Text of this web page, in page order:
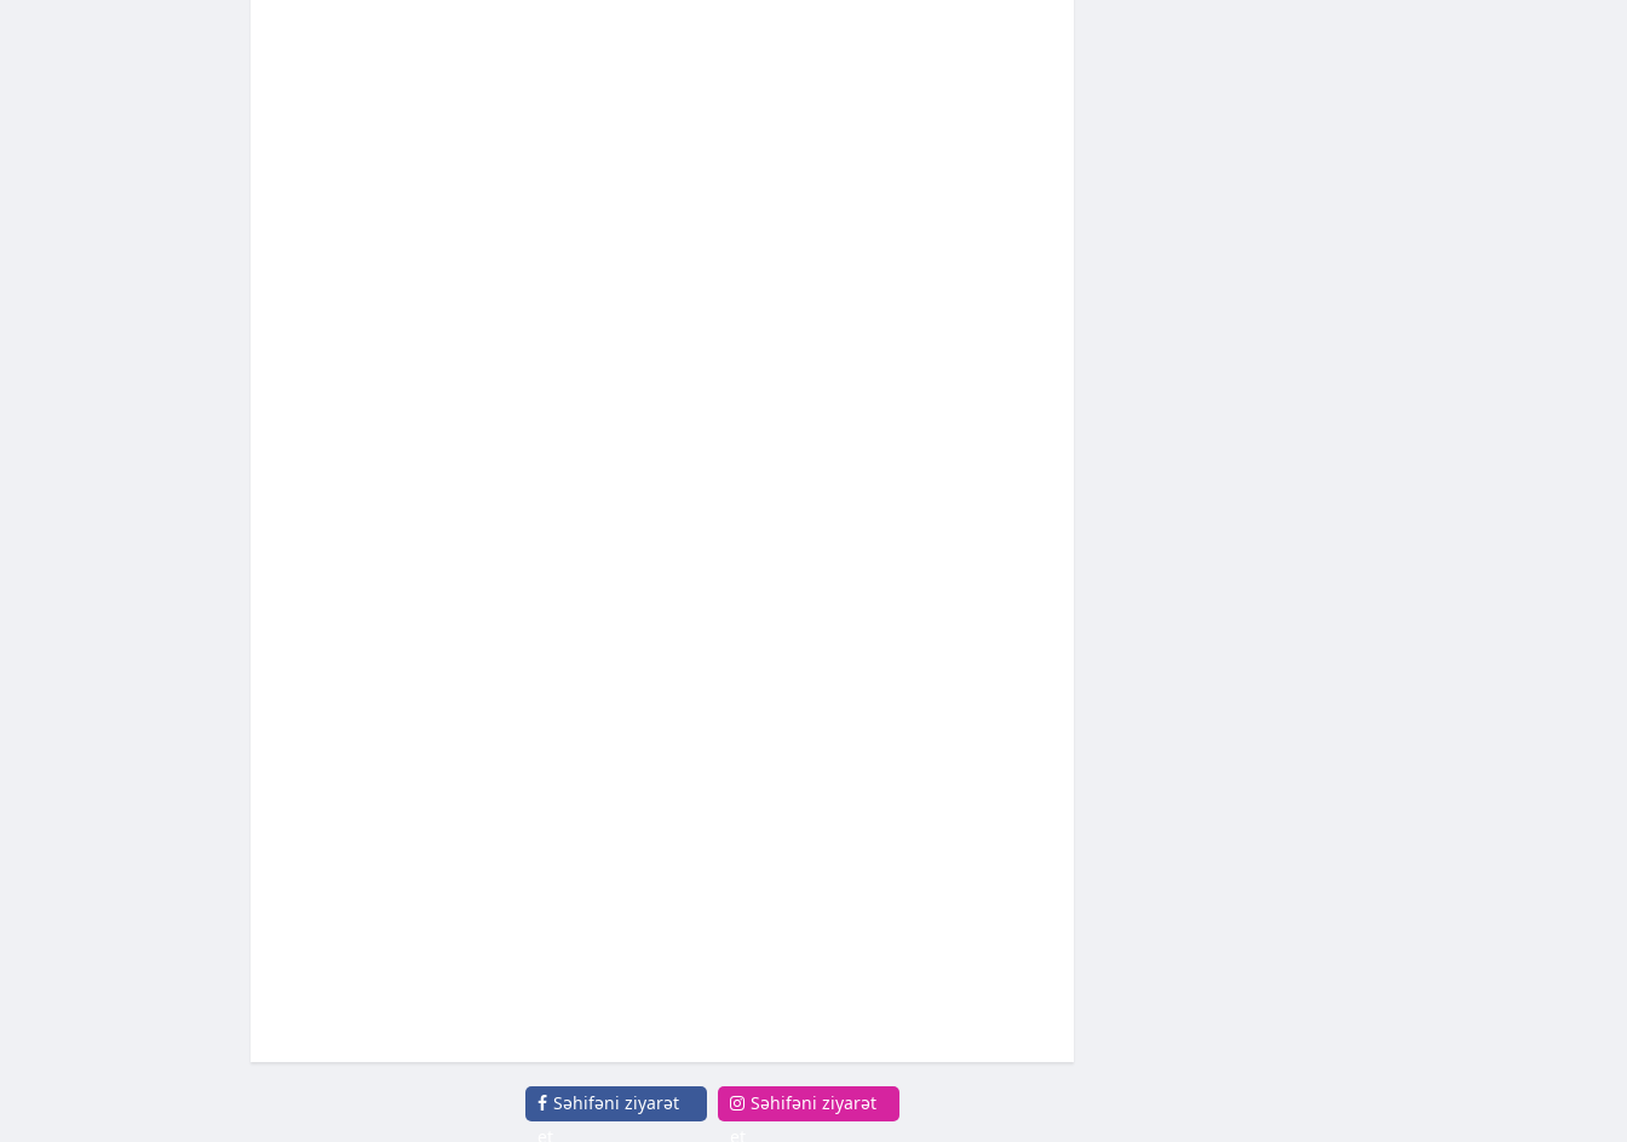
Səhifəni ziyarət
Səhifəni ziyarət